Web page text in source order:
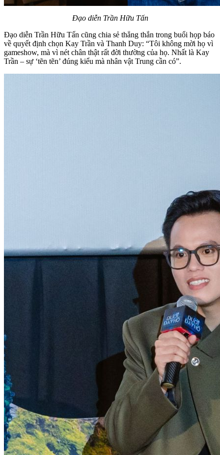
Đạo diễn Trần Hữu Tấn
Đạo diễn Trần Hữu Tấn cũng chia sẻ thẳng thắn trong buổi họp báo
về quyết định chọn Kay Trần và Thanh Duy: “Tôi không mời họ vì
gameshow, mà vì nét chân thật rất đời thường của họ. Nhất là Kay
Trần – sự ‘tẽn tẽn’ đúng kiểu mà nhân vật Trung cần có”.